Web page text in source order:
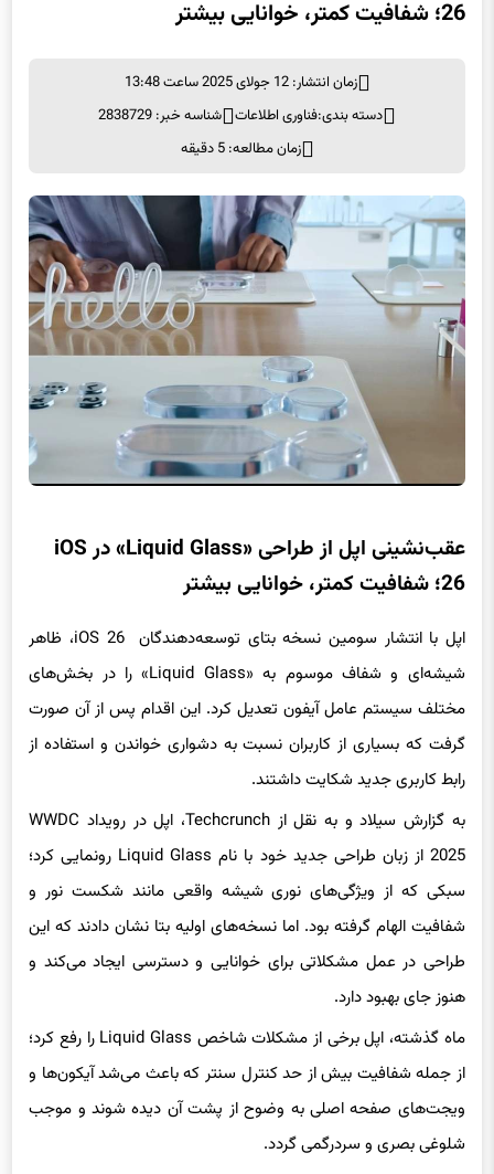
دسته بندی:فناوری اطلاعات
شناسه خبر: 2838729
زمان مطالعه: 5 دقیقه
26؛ شفافیت کمتر، خوانایی بیشتر
شیشه‌ای و شفاف موسوم به «Liquid Glass» را در بخش‌های
مختلف سیستم عامل آیفون تعدیل کرد. این اقدام پس از آن صورت
گرفت که بسیاری از کاربران نسبت به دشواری خواندن و استفاده از
رابط کاربری جدید شکایت داشتند.
2025 از زبان طراحی جدید خود با نام Liquid Glass رونمایی کرد؛
سبکی که از ویژگی‌های نوری شیشه واقعی مانند شکست نور و
شفافیت الهام گرفته بود. اما نسخه‌های اولیه بتا نشان دادند که این
طراحی در عمل مشکلاتی برای خوانایی و دسترسی ایجاد می‌کند و
هنوز جای بهبود دارد.
از جمله شفافیت بیش از حد کنترل سنتر که باعث می‌شد آیکون‌ها و
ویجت‌های صفحه اصلی به وضوح از پشت آن دیده شوند و موجب
شلوغی بصری و سردرگمی گردد.
در بروزرسانی اخیر، اپل یک گام دیگر به عقب برداشت و ظاهر